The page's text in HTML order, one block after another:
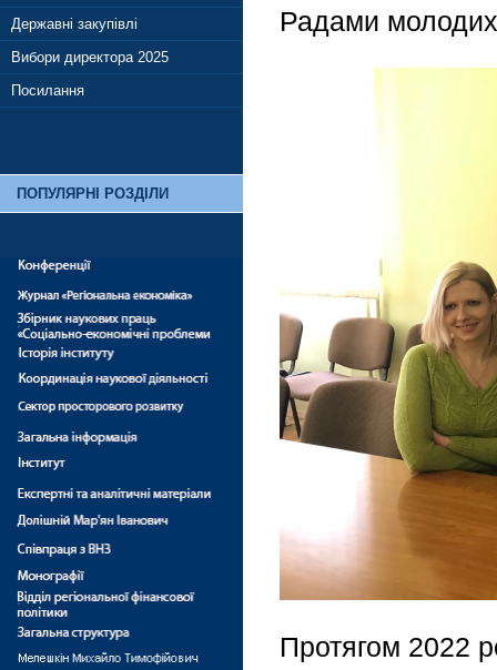
Державні закупівлі
Вибори директора 2025
Посилання
ПОПУЛЯРНІ РОЗДІЛИ
Радами
Протягом 2022